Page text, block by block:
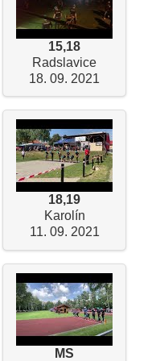
15,18
Radslavice
18. 09. 2021
18,19
Karolín
11. 09. 2021
MS